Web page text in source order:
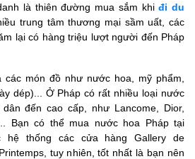
-
-
-
gì -
là thiên đường mua sắm khiđi du
trung tâm thương mại sầm uất, các
lại có hàng triệu lượt người đến Pháp
món đồ như nước hoa, mỹ phẩm,
dép)... Ở Pháp có rất nhiều loại nước
đến cao cấp, như Lancome, Dior,
Bạn có thể mua nước hoa Pháp tại
hệ thống các cửa hàng Gallery de
tuy nhiên, tốt nhất là bạn nên